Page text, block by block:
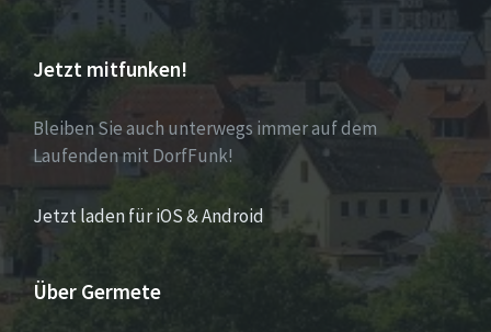
Jetzt mitfunken!
Bleiben Sie auch unterwegs immer auf dem
Laufenden mit DorfFunk!
Jetzt laden für iOS & Android
Über Germete